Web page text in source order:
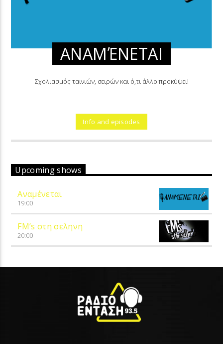
ΑΝΑΜΈΝΕΤΑΙ
Σχολιασμός ταινιών, σειρών και ό,τι άλλο προκύψει!
Info and episodes
Upcoming shows
Αναμένεται
19:00
FM’s στη σεληνη
20:00